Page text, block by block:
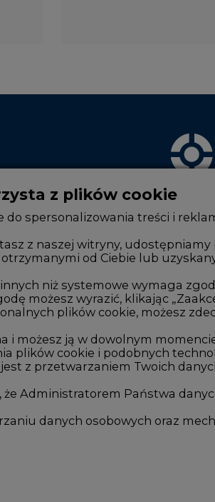
Rok 2025 na CIRE
Rok 2024 na CIRE
Rok 2023 na CIRE
Rok 2022 na CIRE
Raporty branżowe
z plików cookie
spersonalizowania treści i
z naszej witryny,
niż systemowe wymaga
plików cookie, możesz
i możesz ją w dowolnym
z przetwarzaniem Twoich
Administratorem Państwa
danych osobowych oraz